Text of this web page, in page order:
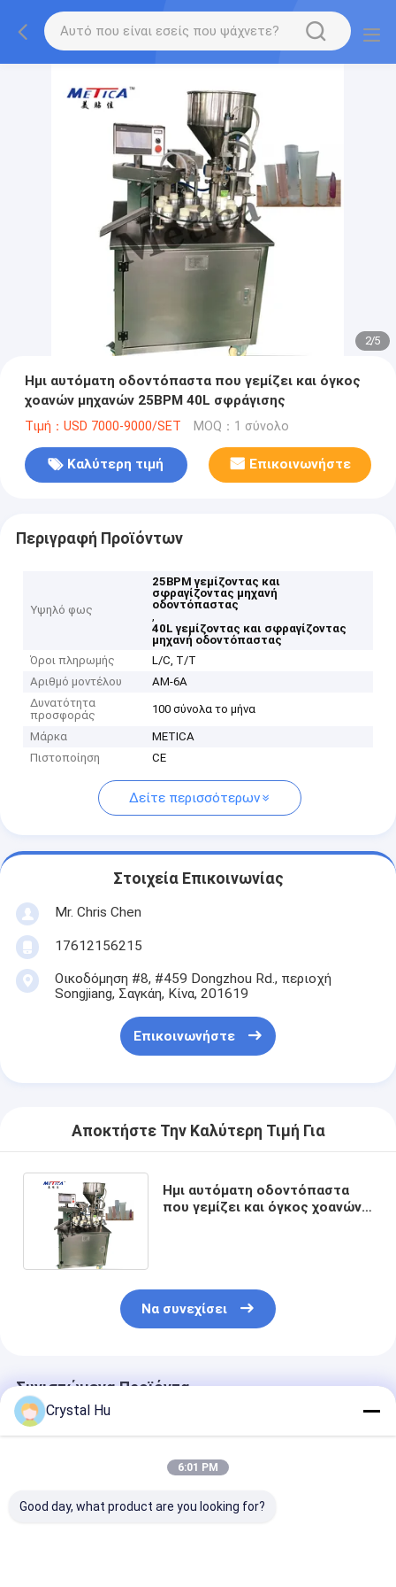
2/5
Ημι αυτόματη οδοντόπαστα που γεμίζει και όγκος
χοανών μηχανών 25BPM 40L σφράγισης
Τιμή：USD 7000-9000/SET MOQ：1 σύνολο
Καλύτερη τιμή Επικοινωνήστε
Περιγραφή Προϊόντων
Υψηλό φως
25BPM γεμίζοντας και
σφραγίζοντας μηχανή
οδοντόπαστας
,
40L γεμίζοντας και σφραγίζοντας
μηχανή οδοντόπαστας
Όροι πληρωμής
L/C, T/T
Αριθμό μοντέλου
ΑΜ-6A
Δυνατότητα
προσφοράς
100 σύνολα το μήνα
Μάρκα
METICA
Πιστοποίηση
CE
Δείτε περισσότερων
Στοιχεία Επικοινωνίας
Mr. Chris Chen
17612156215
Οικοδόμηση #8, #459 Dongzhou Rd., περιοχή
Songjiang, Σαγκάη, Κίνα, 201619
Επικοινωνήστε
Αποκτήστε Την Καλύτερη Τιμή Για
Ημι αυτόματη οδοντόπαστα
που γεμίζει και όγκος χοανών
Να συνεχίσει
Συνιστώμενα Προϊόντα
Crystal Hu
6:01 PM
Good day, what product are you looking for?